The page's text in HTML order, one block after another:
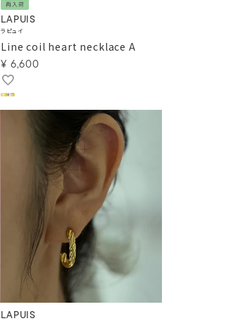
再入荷
LAPUIS
ラピュイ
Line coil heart necklace A
¥ 6,600
LAPUIS